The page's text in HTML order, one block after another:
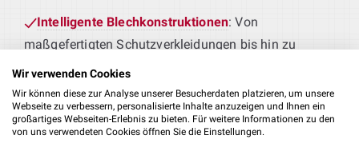
Intelligente Blechkonstruktionen: Von
maßgefertigten Schutzverkleidungen bis hin zu
tragenden Rahmenkonstruktionen – wir entwickeln
Blechteile, die perfekt zu Ihren Produktionsprozessen
passen.
Wir verwenden Cookies
Wir können diese zur Analyse unserer Besucherdaten platzieren, um unsere
Webseite zu verbessern, personalisierte Inhalte anzuzeigen und Ihnen ein
großartiges Webseiten-Erlebnis zu bieten. Für weitere Informationen zu den
von uns verwendeten Cookies öffnen Sie die Einstellungen.